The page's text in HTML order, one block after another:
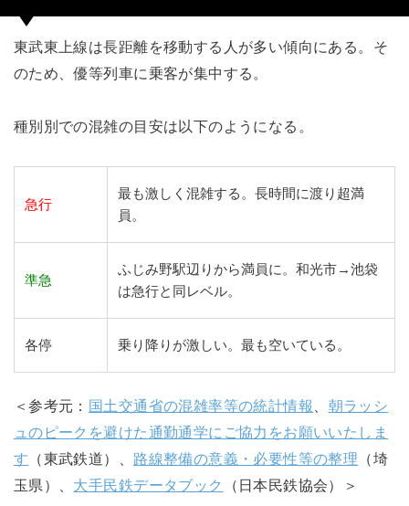
東武東上線は長距離を移動する人が多い傾向にある。そ
のため、優等列車に乗客が集中する。
種別別での混雑の目安は以下のようになる。
急行
最も激しく混雑する。長時間に渡り超満
員。
準急
ふじみ野駅辺りから満員に。和光市→池袋
は急行と同レベル。
各停 乗り降りが激しい。最も空いている。
＜参考元： 国土交通省の混雑率等の統計情報
朝ラッシ
ュのピークを避けた通勤通学にご協力をお願いいたしま
す （東武鉄道）、 路線整備の意義・必要性等の整理 （埼
玉県）、 大手民鉄データブック （日本民鉄協会）＞